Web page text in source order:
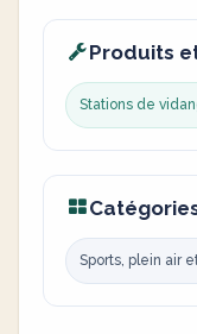
Produits
Stations de
Sports, plein air